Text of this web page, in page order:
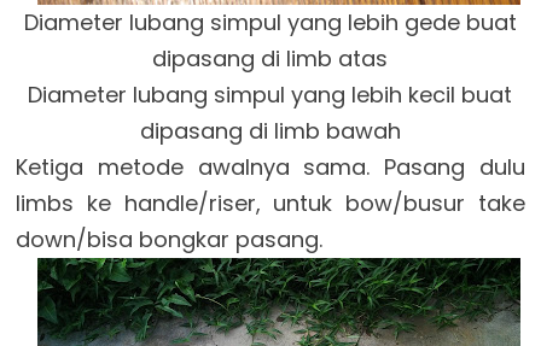
Diameter lubang simpul yang lebih gede buat
dipasang di limb atas
Diameter lubang simpul yang lebih kecil buat
dipasang di limb bawah
Ketiga metode awalnya sama. Pasang dulu
limbs ke handle/riser, untuk bow/busur take
down/bisa bongkar pasang.